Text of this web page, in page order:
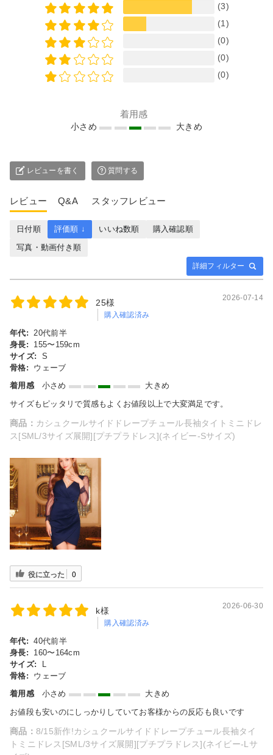
(3)
(1)
(0)
(0)
(0)
着用感
小さめ 大きめ
レビューを書く 質問する
レビュー Q&A スタッフレビュー
詳細フィルター
日付順 評価順 ↓ いいね数順
購入確認順
写真・動画付き順
25様
購入確認済み
2026-07-14
年代:
20代前半
身長:
155〜159cm
サイズ:
S
骨格:
ウェーブ
着用感
小さめ
大きめ
サイズもピッタリで質感もよくお値段以上で大変満足です。
商品： カシュクールサイドドレープチュール長袖タイトミニドレ
ス[SML/3サイズ展開][プチプラドレス](ネイビー-Sサイズ)
役に立った 0
k様
購入確認済み
2026-06-30
年代: 40代前半
身長:
160〜164cm
サイズ:
L
骨格:
ウェーブ
着用感
小さめ
大きめ
お値段も安いのにしっかりしていてお客様からの反応も良いです
商品： 8/15新作!カシュクールサイドドレープチュール長袖タイ
トミニドレス[SML/3サイズ展開][プチプラドレス](ネイビー-Lサ